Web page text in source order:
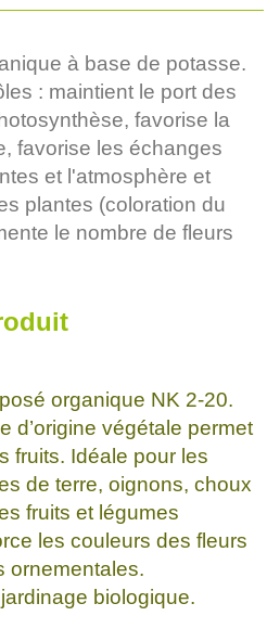
à base de potasse.
: maintient le port des
favorise la
favorise les échanges
et l'atmosphère et
plantes (coloration du
le nombre de fleurs
organique NK 2-20.
d’origine végétale permet
fruits. Idéale pour les
de terre, oignons, choux
fruits et légumes
les couleurs des fleurs
ornementales.
biologique.